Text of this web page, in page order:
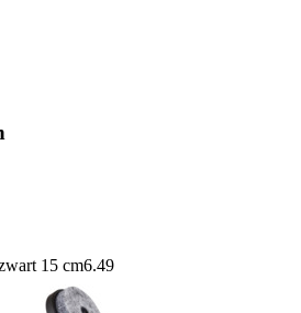
15 cm6.49